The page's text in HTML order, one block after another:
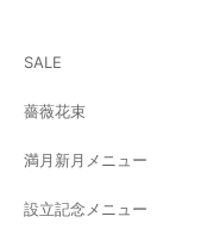
SALE
薔薇花束
満月新月メニュー
設立記念メニュー